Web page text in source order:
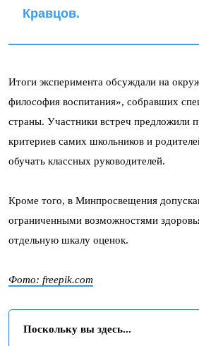
Кравцов.
Итоги эксперимента обсуждали на
философия воспитания», собравших
страны. Участники встреч предложили
критериев самих школьников и
обучать классных руководителей.
Кроме того, в Минпросвещения
ограниченными возможностями
отдельную шкалу оценок.
Фото: freepik.com
Поскольку вы здесь...